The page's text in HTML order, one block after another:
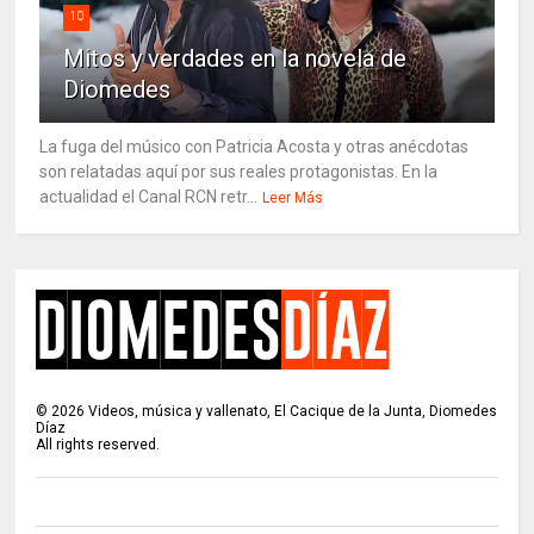
10
Mitos y verdades en la novela de
Diomedes
La fuga del músico con Patricia Acosta y otras anécdotas
son relatadas aquí por sus reales protagonistas. En la
actualidad el Canal RCN retr...
Leer Más
©2026 Videos, música y vallenato, El Cacique de la Junta, Diomedes
Díaz
All rights reserved.